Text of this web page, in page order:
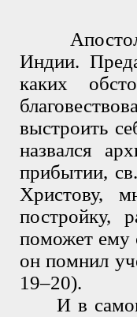
Апостол
Индии.
каких
выстроить
назвался
прибытии,
Христову,
постройку,
поможет ему
он помнил
19–20).
И в самом